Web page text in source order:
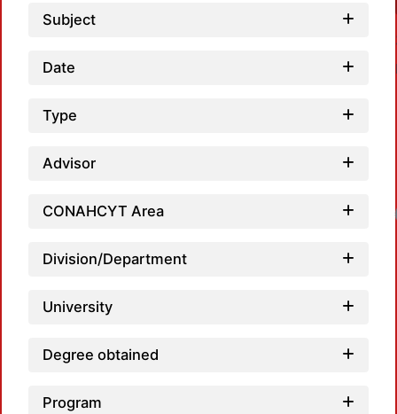
Subject
Date
Type
Advisor
CONAHCYT Area
Division/Department
University
Degree obtained
Program